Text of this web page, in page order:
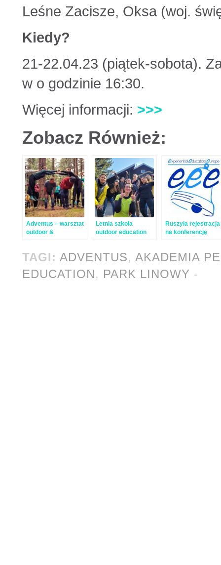
Leśne Zacisze, Oksa (woj.
Kiedy?
21-22.04.23 (piątek-sobota).
w o godzinie 16:30.
Więcej informacji: >>>
Zobacz Również:
Adventus – warsztat
outdoor &
Letnia szkoła
outdoor education
Ruszyła rejestracja
na konferencję
(EEE)
TAGI: ADVENTUS, AKADEMIA
EDUCATION, PARK LINOWY -